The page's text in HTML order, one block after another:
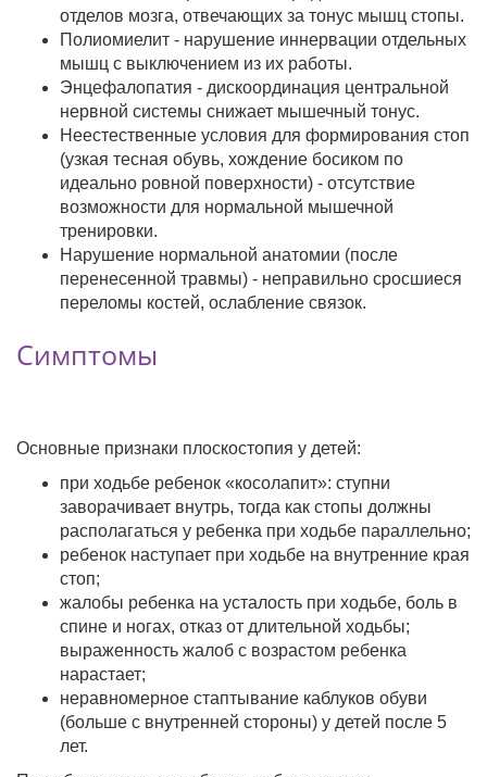
отделов мозга, отвечающих за тонус мышц стопы.
Полиомиелит - нарушение иннервации отдельных
мышц с выключением из их работы.
Энцефалопатия - дискоординация центральной
нервной системы снижает мышечный тонус.
Неестественные условия для формирования стоп
(узкая тесная обувь, хождение босиком по
идеально ровной поверхности) - отсутствие
возможности для нормальной мышечной
тренировки.
Нарушение нормальной анатомии (после
перенесенной травмы) - неправильно сросшиеся
переломы костей, ослабление связок.
Симптомы
Основные признаки плоскостопия у детей:
при ходьбе ребенок «косолапит»: ступни
заворачивает внутрь, тогда как стопы должны
располагаться у ребенка при ходьбе параллельно;
ребенок наступает при ходьбе на внутренние края
стоп;
жалобы ребенка на усталость при ходьбе, боль в
спине и ногах, отказ от длительной ходьбы;
выраженность жалоб с возрастом ребенка
нарастает;
неравномерное стаптывание каблуков обуви
(больше с внутренней стороны) у детей после 5
лет.